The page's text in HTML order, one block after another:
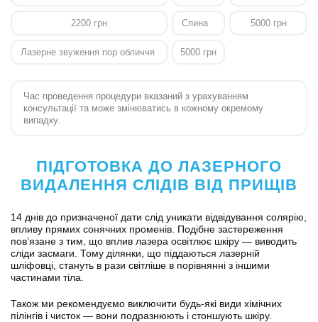
2200 грн Спина 5000 грн
Лазерне звуження пор обличчя 5000 грн
Час проведення процедури вказаний з урахуванням
консультації та може змінюватись в кожному окремому
випадку.
ПІДГОТОВКА ДО ЛАЗЕРНОГО
ВИДАЛЕННЯ СЛІДІВ ВІД ПРИЩІВ
14 днів до призначеної дати слід уникати відвідування солярію,
впливу прямих сонячних променів. Подібне застереження
пов’язане з тим, що вплив лазера освітлює шкіру — виводить
сліди засмаги. Тому ділянки, що піддаються лазерній
шліфовці, стануть в рази світліше в порівнянні з іншими
частинами тіла.
Також ми рекомендуємо виключити будь-які види хімічних
пілінгів і чисток — вони подразнюють і стоншують шкіру.